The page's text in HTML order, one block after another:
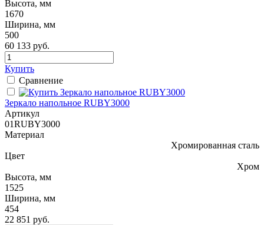
Высота, мм
1670
Ширина, мм
500
60 133 руб.
Купить
Сравнение
Зеркало напольное RUBY3000
Артикул
01RUBY3000
Материал
Хромированная сталь
Цвет
Хром
Высота, мм
1525
Ширина, мм
454
22 851 руб.